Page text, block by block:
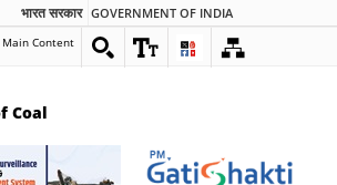
भारत सरकार GOVERNMENT OF INDIA
Main Content
Coal